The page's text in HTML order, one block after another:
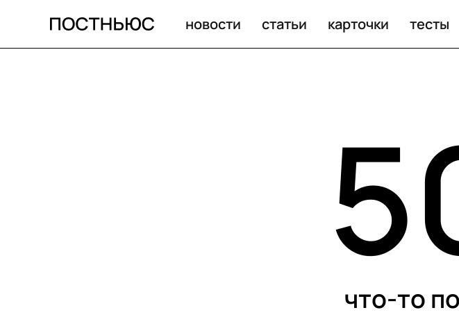
новости статьи карточки тесты
что-то